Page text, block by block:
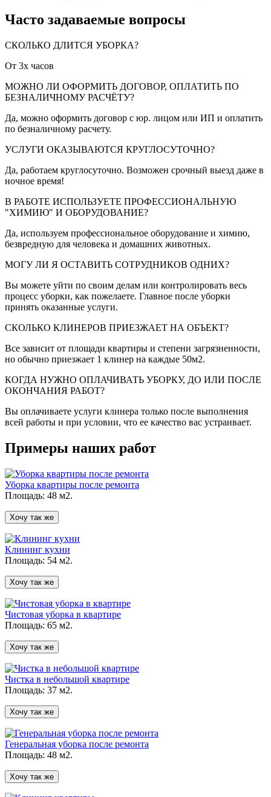
Часто задаваемые вопросы
СКОЛЬКО ДЛИТСЯ УБОРКА?
От 3х часов
МОЖНО ЛИ ОФОРМИТЬ ДОГОВОР, ОПЛАТИТЬ ПО
БЕЗНАЛИЧНОМУ РАСЧЁТУ?
Да, можно оформить договор с юр. лицом или ИП и оплатить
по безналичному расчету.
УСЛУГИ ОКАЗЫВАЮТСЯ КРУГЛОСУТОЧНО?
Да, работаем круглосуточно. Возможен срочный выезд даже в
ночное время!
В РАБОТЕ ИСПОЛЬЗУЕТЕ ПРОФЕССИОНАЛЬНУЮ
"ХИМИЮ" И ОБОРУДОВАНИЕ?
Да, используем профессиональное оборудование и химию,
безвредную для человека и домашних животных.
МОГУ ЛИ Я ОСТАВИТЬ СОТРУДНИКОВ ОДНИХ?
Вы можете уйти по своим делам или контролировать весь
процесс уборки, как пожелаете. Главное после уборки
принять оказанные услуги.
СКОЛЬКО КЛИНЕРОВ ПРИЕЗЖАЕТ НА ОБЪЕКТ?
Все зависит от площади квартиры и степени загрязненности,
но обычно приезжает 1 клинер на каждые 50м2.
КОГДА НУЖНО ОПЛАЧИВАТЬ УБОРКУ, ДО ИЛИ ПОСЛЕ
ОКОНЧАНИЯ РАБОТ?
Вы оплачиваете услуги клинера только после выполнения
всей работы и при условии, что ее качество вас устраивает.
Примеры наших работ
Уборка квартиры после ремонта
Площадь: 48 м2.
Хочу так же
Клининг кухни
Площадь: 54 м2.
Хочу так же
Чистовая уборка в квартире
Площадь: 65 м2.
Хочу так же
Чистка в небольшой квартире
Площадь: 37 м2.
Хочу так же
Генеральная уборка после ремонта
Площадь: 48 м2.
Хочу так же